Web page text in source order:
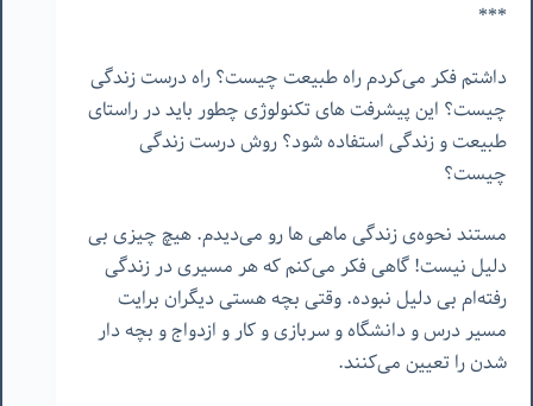
***
داشتم فکر می‌کردم راه طبیعت چیست؟ راه درست زندگی
چیست؟ این پیشرفت های تکنولوژی چطور باید در راستای
طبیعت و زندگی استفاده شود؟ روش درست زندگی
چیست؟
مستند نحوه‌ی زندگی ماهی ها رو می‌دیدم. هیچ چیزی بی
دلیل نیست! گاهی فکر می‌کنم که هر مسیری در زندگی
رفته‌ام بی دلیل نبوده. وقتی بچه هستی دیگران برایت
مسیر درس و دانشگاه و سربازی و کار و ازدواج و بچه دار
شدن را تعیین می‌کنند.